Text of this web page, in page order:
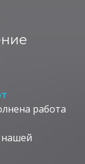
работа
нашей